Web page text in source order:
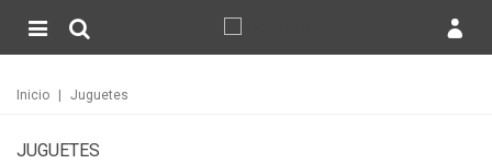
Inicio Juguetes
JUGUETES